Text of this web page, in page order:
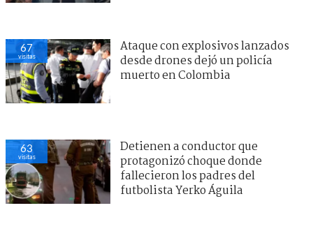
67
visitas
Ataque con explosivos lanzados
desde drones dejó un policía
muerto en Colombia
63
visitas
Detienen a conductor que
protagonizó choque donde
fallecieron los padres del
futbolista Yerko Águila